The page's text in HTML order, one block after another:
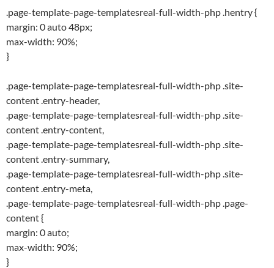
.page-template-page-templatesreal-full-width-php .hentry {
margin: 0 auto 48px;
max-width: 90%;
}
.page-template-page-templatesreal-full-width-php .site-
content .entry-header,
.page-template-page-templatesreal-full-width-php .site-
content .entry-content,
.page-template-page-templatesreal-full-width-php .site-
content .entry-summary,
.page-template-page-templatesreal-full-width-php .site-
content .entry-meta,
.page-template-page-templatesreal-full-width-php .page-
content {
margin: 0 auto;
max-width: 90%;
}